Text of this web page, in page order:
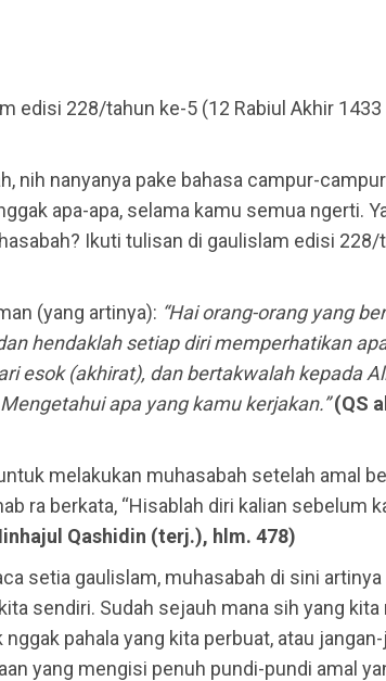
edisi 228/tahun ke-5 (12 Rabiul Akhir
nih nanyanya pake bahasa campur-
apa-apa, selama kamu semua ngerti.
Ikuti tulisan di gaulislam edisi 228/
(yang artinya): “Hai orang-orang yang
hendaklah setiap diri memperhatikan
esok (akhirat), dan bertakwalah kepada
apa yang kamu kerjakan.” (QS
melakukan muhasabah setelah amal
ra berkata, “Hisablah diri kalian sebelum
Qashidin (terj.), hlm. 478)
setia gaulislam, muhasabah di sini artinya
sendiri. Sudah sejauh mana sih yang kita
nggak pahala yang kita perbuat, atau
yang mengisi penuh pundi-pundi amal